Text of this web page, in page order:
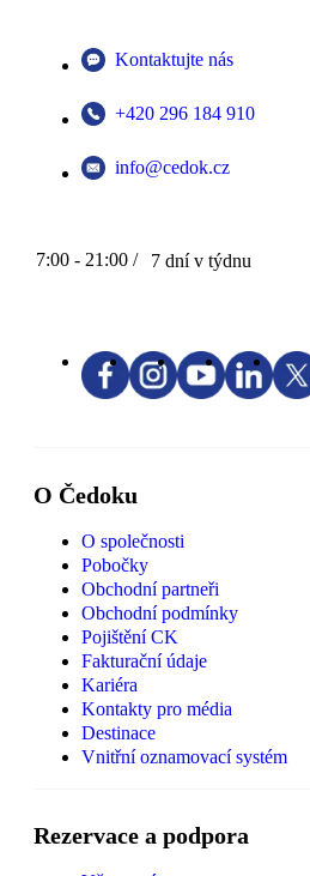
Kontaktujte nás
+420 296 184 910
info@cedok.cz
7:00 - 21:00 / 7 dní v týdnu
O Čedoku
O společnosti
Pobočky
Obchodní partneři
Obchodní podmínky
Pojištění CK
Fakturační údaje
Kariéra
Kontakty pro média
Destinace
Vnitřní oznamovací systém
Rezervace a podpora